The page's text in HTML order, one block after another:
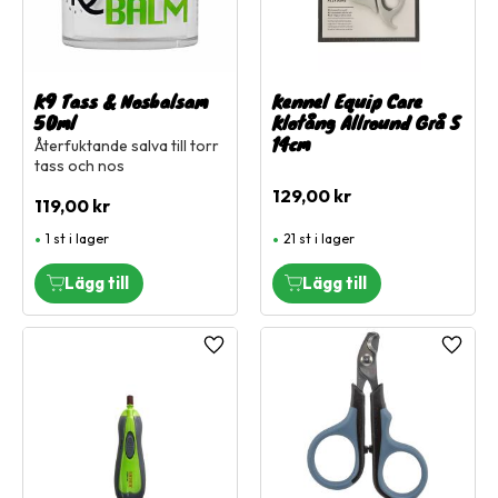
K9 Tass & Nosbalsam
50ml
Återfuktande salva till torr
tass och nos
119,00 kr
1 st i lager
Kennel Equip Care
Klotång Allround Grå S
14cm
129,00 kr
21 st i lager
Lägg till i favoriter Lägg